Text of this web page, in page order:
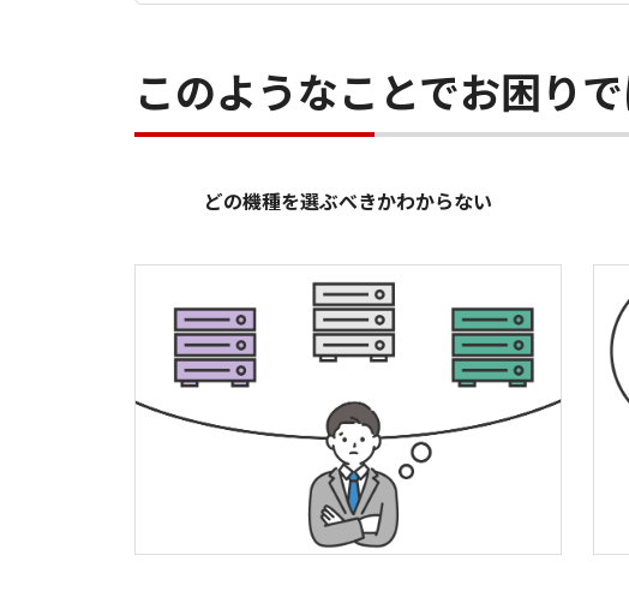
このようなことでお困り
どの機種を選ぶべきかわからない